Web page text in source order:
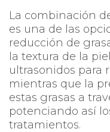
La combinación
es una de las
reducción de
la textura de la
ultrasonidos para
mientras que la
estas grasas a
potenciando así
tratamientos.